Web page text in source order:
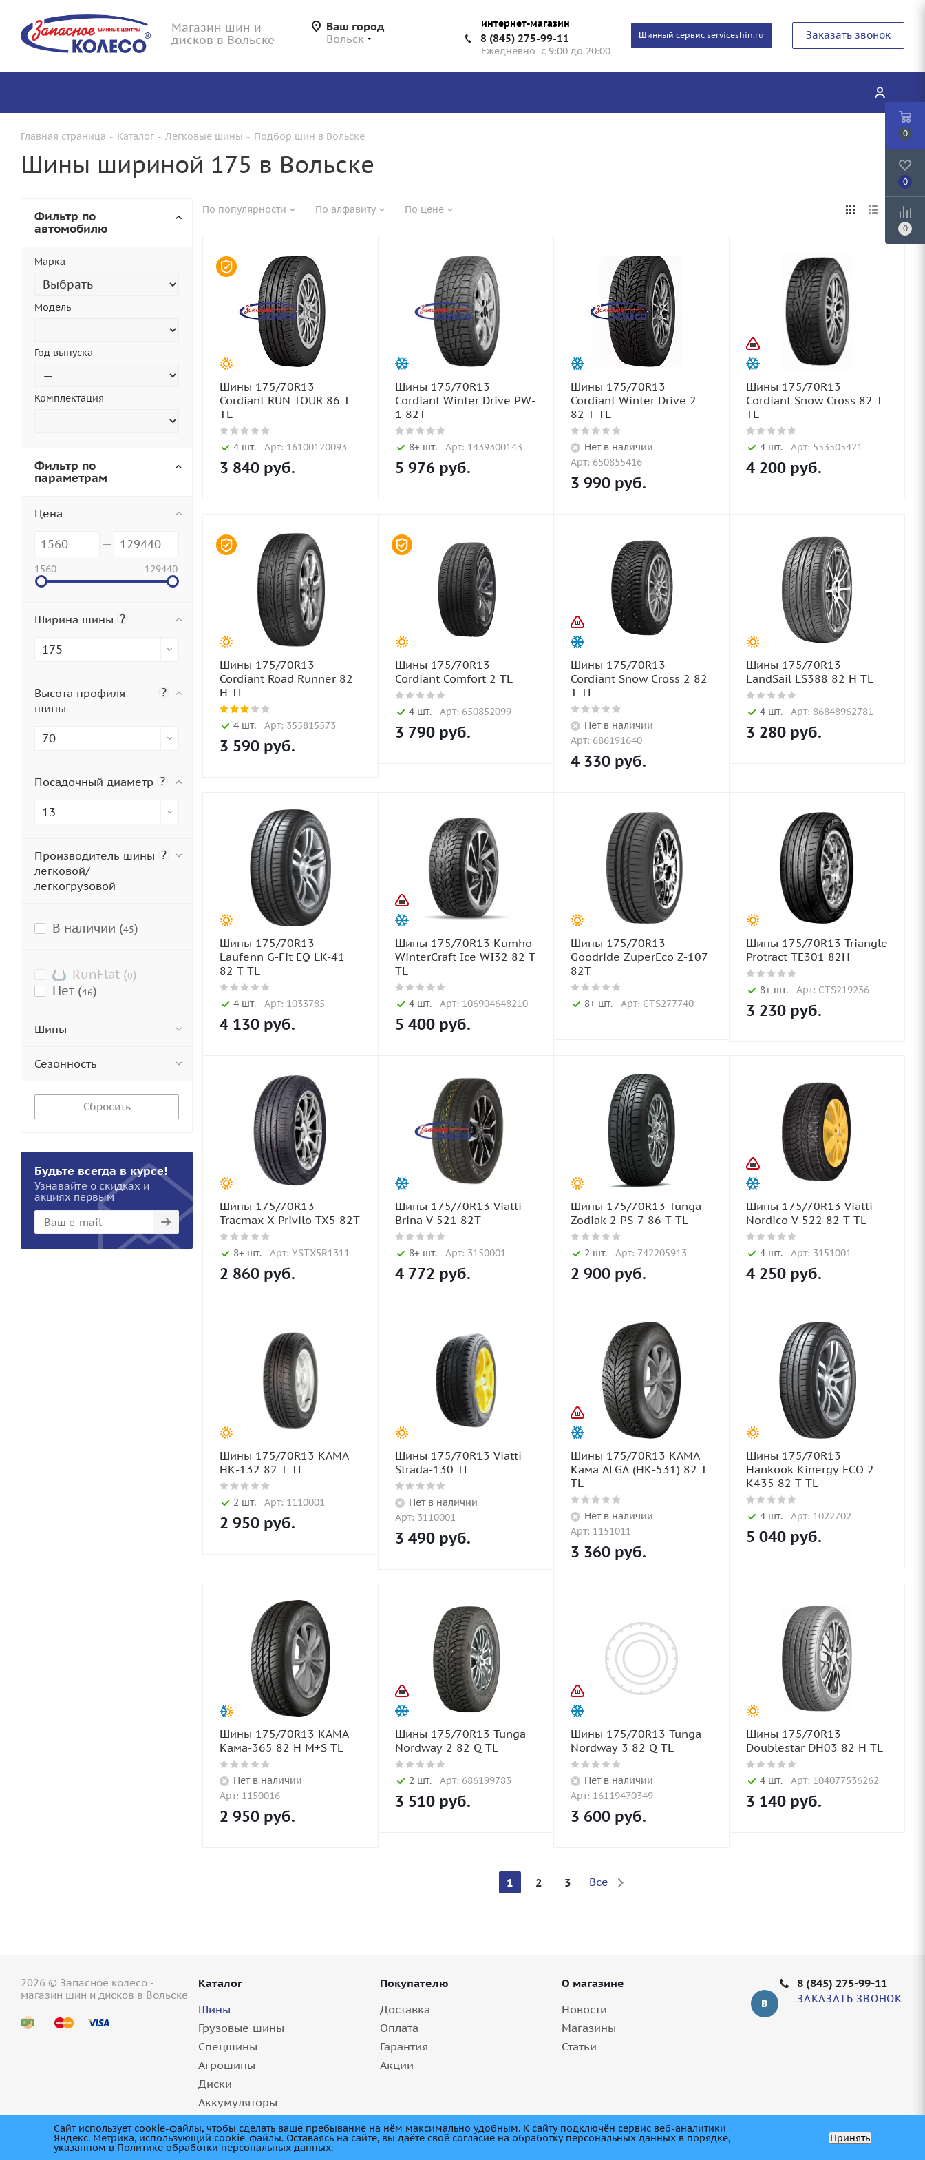
Магазин шин и
дисков в Вольске
Ваш город
Вольск
интернет-магазин
8 (845) 275-99-11
Ежедневно с 9:00 до 20:00
Шинный сервис serviceshin.ru Заказать звонок
Главная страница - Каталог - Легковые шины - Подбор шин в Вольске
Шины шириной 175 в Вольске
По популярности По алфавиту По цене
Шины 175/70R13
Cordiant RUN TOUR 86 T
TL
4 шт. Арт: 16100120093
3 840 руб.
Шины 175/70R13
Cordiant Winter Drive PW-
1 82T
8+ шт. Арт: 1439300143
5 976 руб.
Шины 175/70R13
Cordiant Winter Drive 2
82 T TL
Нет в наличии
Арт: 650855416
3 990 руб.
Шины 175/70R13
Cordiant Snow Cross 82 T
TL
4 шт. Арт: 553505421
4 200 руб.
Шины 175/70R13
Cordiant Road Runner 82
H TL
4 шт. Арт: 355815573
3 590 руб.
Шины 175/70R13
Cordiant Comfort 2 TL
4 шт. Арт: 650852099
3 790 руб.
Шины 175/70R13
Cordiant Snow Cross 2 82
T TL
Нет в наличии
Арт: 686191640
4 330 руб.
Шины 175/70R13
LandSail LS388 82 H TL
4 шт. Арт: 86848962781
3 280 руб.
Шины 175/70R13
Laufenn G-Fit EQ LK-41
82 T TL
4 шт. Арт: 1033785
4 130 руб.
Шины 175/70R13 Kumho
WinterCraft Ice WI32 82 T
TL
4 шт. Арт: 106904648210
5 400 руб.
Шины 175/70R13
Goodride ZuperEco Z-107
82T
8+ шт. Арт: CTS277740
Шины 175/70R13 Triangle
Protract TE301 82H
8+ шт. Арт: CTS219236
3 230 руб.
Шины 175/70R13
Tracmax X-Privilo TX5 82T
8+ шт. Арт: YSTX5R1311
2 860 руб.
Шины 175/70R13 Viatti
Brina V-521 82T
8+ шт. Арт: 3150001
4 772 руб.
Шины 175/70R13 Tunga
Zodiak 2 PS-7 86 T TL
2 шт. Арт: 742205913
2 900 руб.
Шины 175/70R13 Viatti
Nordico V-522 82 T TL
4 шт. Арт: 3151001
4 250 руб.
Шины 175/70R13 KAMA
НК-132 82 T TL
2 шт. Арт: 1110001
2 950 руб.
Шины 175/70R13 Viatti
Strada-130 TL
Нет в наличии
Арт: 3110001
3 490 руб.
Шины 175/70R13 KAMA
Кама ALGA (НК-531) 82 T
TL
Нет в наличии
Арт: 1151011
3 360 руб.
Шины 175/70R13
Hankook Kinergy ECO 2
K435 82 T TL
4 шт. Арт: 1022702
5 040 руб.
Шины 175/70R13 KAMA
Кама-365 82 Н M+S TL
Нет в наличии
Арт: 1150016
2 950 руб.
Шины 175/70R13 Tunga
Nordway 2 82 Q TL
2 шт. Арт: 686199783
3 510 руб.
Шины 175/70R13 Tunga
Nordway 3 82 Q TL
Нет в наличии
Арт: 16119470349
3 600 руб.
Шины 175/70R13
Doublestar DH03 82 H TL
4 шт. Арт: 104077536262
3 140 руб.
1 2 3 Все
Фильтр по
автомобилю
Марка
Модель
Год выпуска
Комплектация
Фильтр по
параметрам
Цена
1560 129440
Ширина шины ?
175
Высота профиля
шины
?
70
Посадочный диаметр ?
13
Производитель шины
легковой/
легкогрузовой
?
В наличии (45)
RunFlat (0)
Нет (46)
Шипы
Сезонность
Сбросить
Будьте всегда в курсе!
Узнавайте о скидках и
акциях первым
2026 © Запасное колесо -
магазин шин и дисков в Вольске
Каталог
Шины
Грузовые шины
Спецшины
Агрошины
Диски
Аккумуляторы
Покупателю
Доставка
Оплата
Гарантия
Акции
О магазине
Новости
Магазины
Статьи
8 (845) 275-99-11
ЗАКАЗАТЬ ЗВОНОК
0
0
0
Сайт использует cookie-файлы, чтобы сделать ваше пребывание на нём максимально удобным. К cайту подключён сервис веб-аналитики
Яндекс. Метрика, использующий cookie-файлы. Оставаясь на сайте, вы даёте своё согласие на обработку персональных данных в порядке,
указанном в Политике обработки персональных данных.
Принять